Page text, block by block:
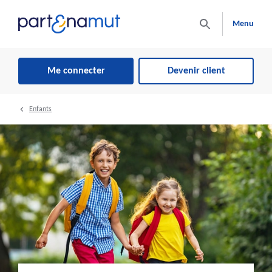
Menu
Me connecter Devenir client
Enfants